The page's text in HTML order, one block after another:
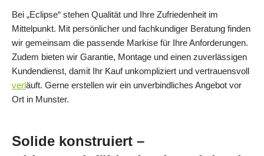
Bei „Eclipse“ stehen Qualität und Ihre Zufriedenheit im
Mittelpunkt. Mit persönlicher und fachkundiger Beratung finden
wir gemeinsam die passende Markise für Ihre Anforderungen.
Zudem bieten wir Garantie, Montage und einen zuverlässigen
Kundendienst, damit Ihr Kauf unkompliziert und vertrauensvoll
verläuft. Gerne erstellen wir ein unverbindliches Angebot vor
Ort in Munster.
Solide konstruiert –